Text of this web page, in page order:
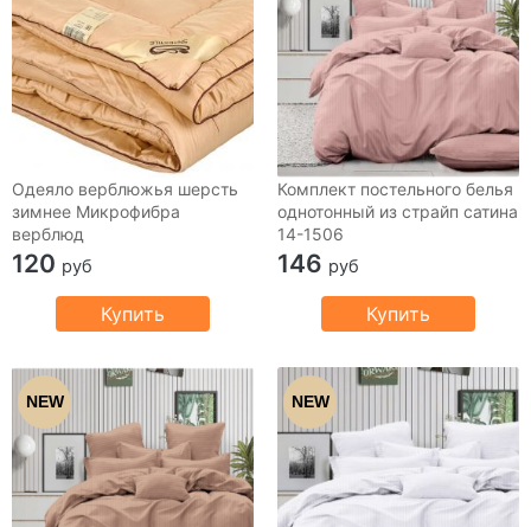
Одеяло верблюжья шерсть
зимнее Микрофибра
верблюд
120 руб
Купить
Комплект постельного белья
однотонный из страйп сатина
14-1506
146 руб
Купить
NEW NEW